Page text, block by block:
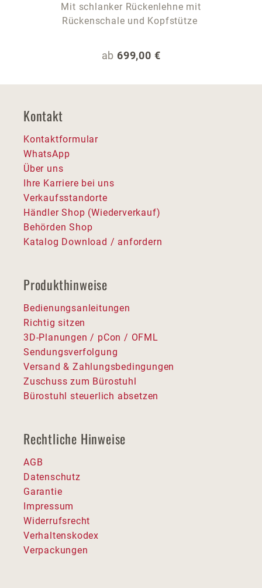
Mit schlanker Rückenlehne mit
Rückenschale und Kopfstütze
Regulärer Preis:
ab 699,00 €
Kontakt
Kontaktformular
WhatsApp
Über uns
Ihre Karriere bei uns
Verkaufsstandorte
Händler Shop (Wiederverkauf)
Behörden Shop
Katalog Download / anfordern
Produkthinweise
Bedienungsanleitungen
Richtig sitzen
3D-Planungen / pCon / OFML
Sendungsverfolgung
Versand & Zahlungsbedingungen
Zuschuss zum Bürostuhl
Bürostuhl steuerlich absetzen
Rechtliche Hinweise
AGB
Datenschutz
Garantie
Impressum
Widerrufsrecht
Verhaltenskodex
Verpackungen